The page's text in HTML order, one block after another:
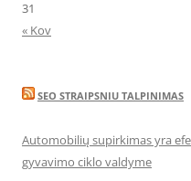
31
« Kov
SEO STRAIPSNIU TALPINIMAS
Automobilių supirkimas yra
gyvavimo ciklo valdyme